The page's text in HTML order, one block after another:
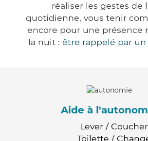
réaliser les gestes de
quotidienne, vous tenir
encore pour une présence
la nuit : être rappelé par
Aide à
Lever / Coucher
Toilette /